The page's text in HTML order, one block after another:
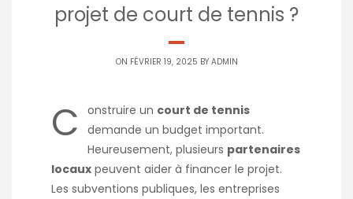
projet de court de tennis ?
ON FÉVRIER 19, 2025 BY ADMIN
C onstruire un court de tennis
demande un budget important.
Heureusement, plusieurs partenaires
locaux peuvent aider à financer le projet.
Les subventions publiques, les entreprises